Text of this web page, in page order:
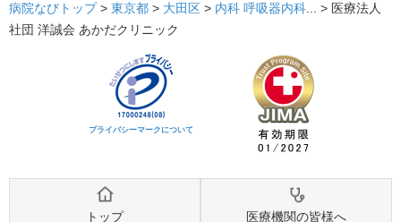
病院なびトップ> 東京都 > 大田区 > 内科 呼吸器内科 ... > 医療法人
社団 洋誠会 あかだクリニック
プライバシーマークについて
トップ 医療機関の皆様へ